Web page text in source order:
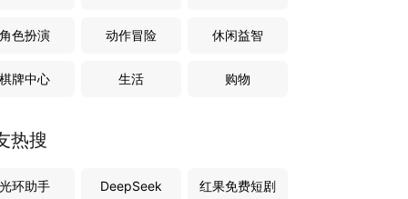
角色扮演 动作冒险 休闲益智
棋牌中心 生活 购物
热搜
光环助手 DeepSeek 红果免费短剧